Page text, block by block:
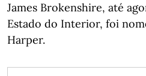
James Brokenshire, até
Estado do Interior, foi
Harper.